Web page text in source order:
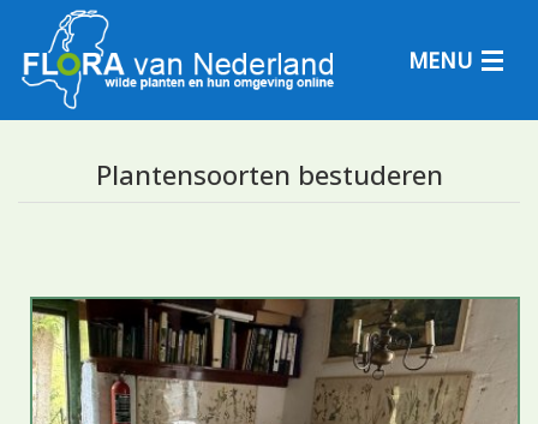
MENU
Determineren
Plantensoorten bestuderen